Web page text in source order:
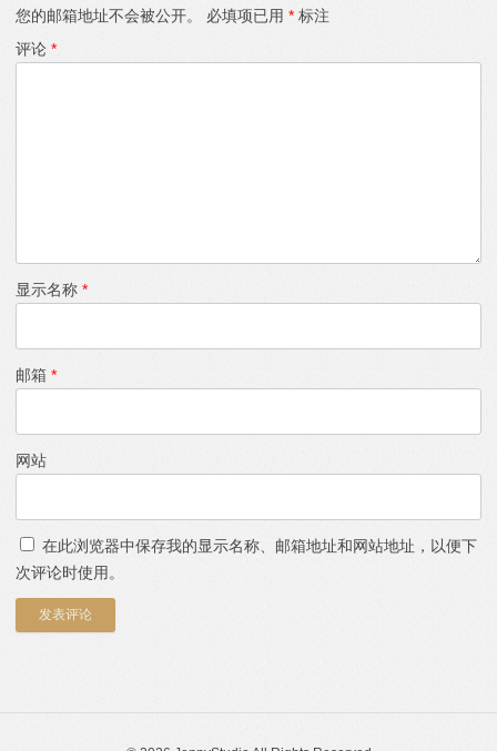
您的邮箱地址不会被公开。 必填项已用 * 标注
评论 *
显示名称 *
邮箱 *
网站
在此浏览器中保存我的显示名称、邮箱地址和网站地址，以便下
次评论时使用。